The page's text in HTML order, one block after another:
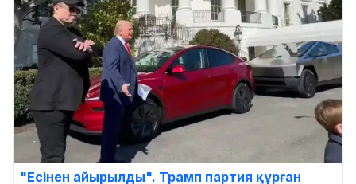
"Есінен айырылды". Трамп партия құрған